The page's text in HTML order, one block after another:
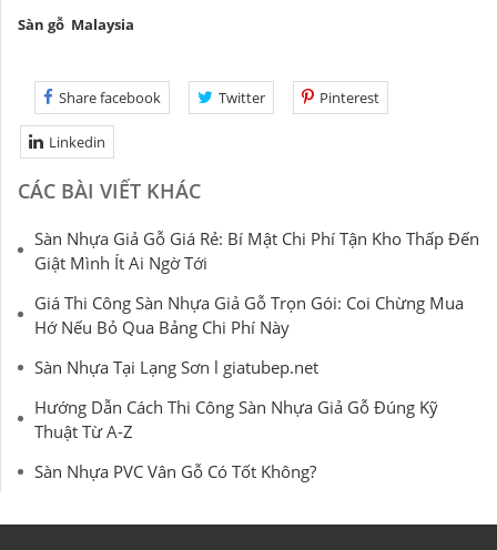
Sàn gỗ Malaysia
Share facebook Twitter Pinterest
Linkedin
CÁC BÀI VIẾT KHÁC
Sàn Nhựa Giả Gỗ Giá Rẻ: Bí Mật Chi Phí Tận Kho Thấp Đến
Giật Mình Ít Ai Ngờ Tới
Giá Thi Công Sàn Nhựa Giả Gỗ Trọn Gói: Coi Chừng Mua
Hớ Nếu Bỏ Qua Bảng Chi Phí Này
Sàn Nhựa Tại Lạng Sơn l giatubep.net
Hướng Dẫn Cách Thi Công Sàn Nhựa Giả Gỗ Đúng Kỹ
Thuật Từ A-Z
Sàn Nhựa PVC Vân Gỗ Có Tốt Không?